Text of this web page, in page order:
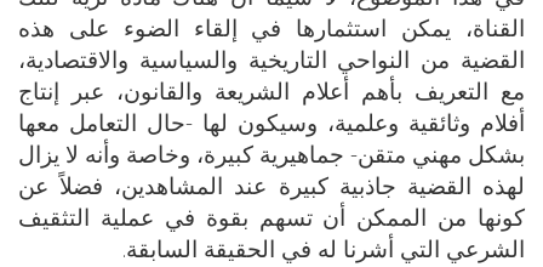
القناة، يمكن استثمارها في إلقاء الضوء على هذه
القضية من النواحي التاريخية والسياسية والاقتصادية،
مع التعريف بأهم أعلام الشريعة والقانون، عبر إنتاج
أفلام وثائقية وعلمية، وسيكون لها -حال التعامل معها
بشكل مهني متقن- جماهيرية كبيرة، وخاصة وأنه لا يزال
لهذه القضية جاذبية كبيرة عند المشاهدين، فضلاً عن
كونها من الممكن أن تسهم بقوة في عملية التثقيف
الشرعي التي أشرنا له في الحقيقة السابقة.